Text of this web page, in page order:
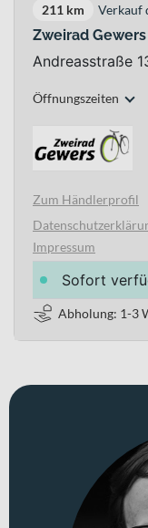
211 km Verkauf
Zweirad Gewers
Andreasstraße
Öffnungszeiten
Zum Händlerprofil
Impressum
Sofort
Abholung: 1-3